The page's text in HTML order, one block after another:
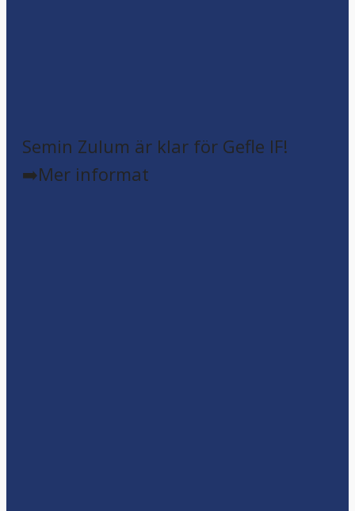
Semin Zulum är klar för Gefle IF!
➡️Mer informat